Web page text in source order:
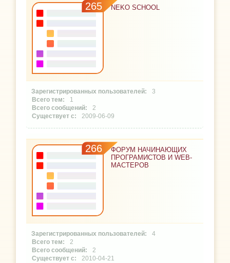
265 NEKO SCHOOL
3
1
2
2009-06-09
266
ФОРУМ НАЧИНАЮЩИХ
ПРОГРАМИСТОВ И WEB-
МАСТЕРОВ
4
2
2
2010-04-21